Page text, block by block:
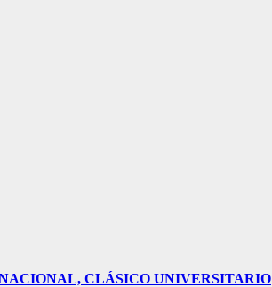
CLÁSICO UNIVERSITARIO